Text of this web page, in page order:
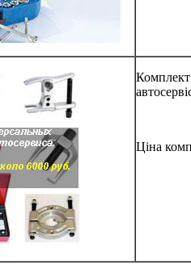
Комплект
Ціна